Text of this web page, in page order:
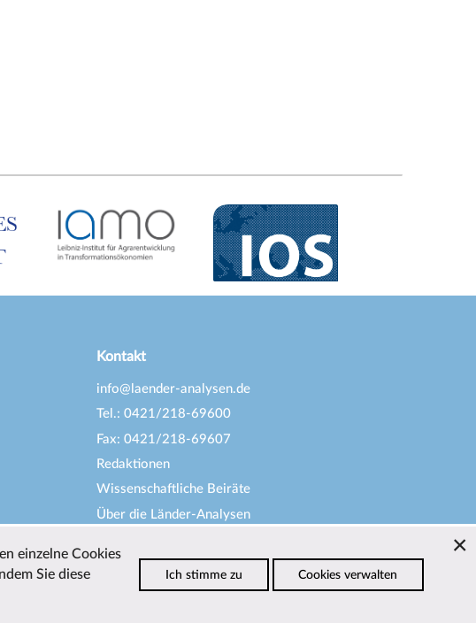
Kontakt
info@laender-analysen.de
Tel.: 0421/218-69600
Fax: 0421/218-69607
Redaktionen
Wissenschaftliche Beiräte
Über die Länder-Analysen
Barrierefreiheit
einzelne Cookies
Sie diese
Ich stimme zu Cookies verwalten